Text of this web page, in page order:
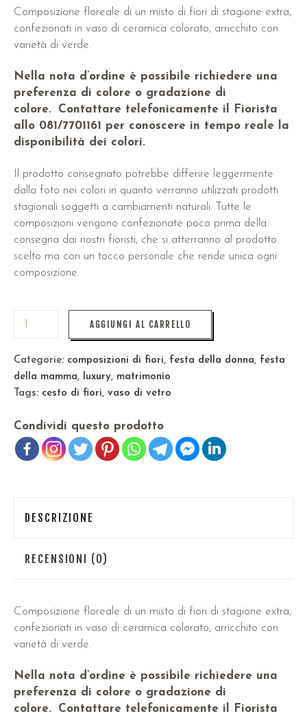
Composizione floreale di un misto di fiori di stagione extra,
confezionati in vaso di ceramica colorato, arricchito con
varietà di verde.
Nella nota d’ordine è possibile richiedere una
preferenza di colore o gradazione di
colore.
Contattare telefonicamente il Fiorista
allo 081/7701161 per conoscere in tempo reale la
disponibilità dei colori.
Il prodotto consegnato potrebbe differire leggermente
dalla foto nei colori in quanto verranno utilizzati prodotti
stagionali soggetti a cambiamenti naturali. Tutte le
composizioni vengono confezionate poco prima della
consegna dai nostri fioristi, che si atterranno al prodotto
scelto ma con un tocco personale che rende unica ogni
composizione.
AGGIUNGI AL CARRELLO
Categorie: composizioni di fiori, festa della donna, festa
della mamma, luxury, matrimonio
Tags: cesto di fiori, vaso di vetro
Condividi questo prodotto
DESCRIZIONE
RECENSIONI (0)
Composizione floreale di un misto di fiori di stagione extra,
confezionati in vaso di ceramica colorato, arricchito con
varietà di verde.
Nella nota d’ordine è possibile richiedere una
preferenza di colore o gradazione di
colore.
Contattare telefonicamente il Fiorista